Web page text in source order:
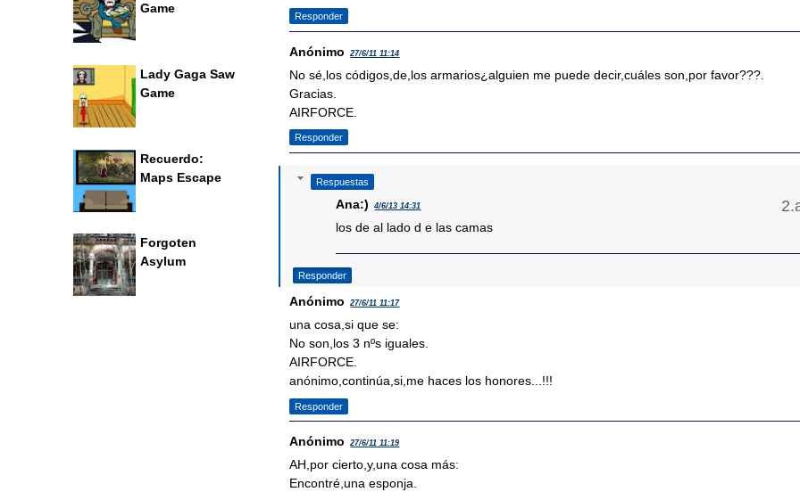
Responder
Anónimo 27/6/11 11:14
No sé,los códigos,de,los armarios¿alguien me puede decir,cuáles son,por favor???.
Gracias.
AIRFORCE.
Responder
Respuestas
Ana:) 4/6/13 14:31
los de al lado d e las camas
Responder
Anónimo 27/6/11 11:17
una cosa,si que se:
No son,los 3 nºs iguales.
AIRFORCE.
anónimo,continúa,si,me haces los honores...!!!
Responder
Anónimo 27/6/11 11:19
AH,por cierto,y,una cosa más:
Encontré,una esponja.
Game
Lady Gaga Saw
Game
Recuerdo:
Maps Escape
Forgoten
Asylum